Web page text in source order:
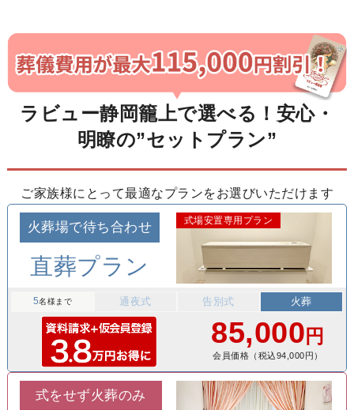
ラビュー静岡籠上で選べる！安心・
明瞭の”セットプラン”
ご家族様にとって最適なプランをお選びいただけます
火葬場で待ち合わせ
直葬プラン
式場安置専用プラン
5名様まで 通夜式 告別式 火葬
85,000 円
会員価格（税込94,000円）
式をせず火葬のみ